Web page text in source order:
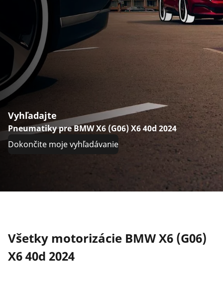
Vyhľadajte
Pneumatiky pre BMW X6 (G06) X6 40d 2024
Dokončite moje vyhľadávanie
Všetky motorizácie BMW X6 (G06)
X6 40d 2024